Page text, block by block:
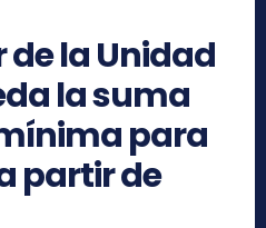
de la Unidad
la suma
para
partir de